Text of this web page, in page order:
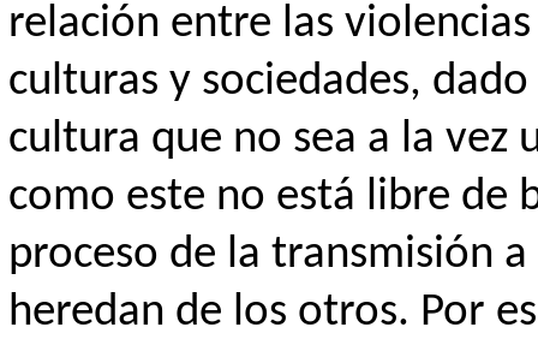
relación entre las
culturas y sociedades,
cultura que no sea a la vez
como este no está libre de
proceso de la transmisión
heredan de los otros. Por